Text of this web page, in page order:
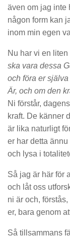
även om jag inte
någon form kan
inom min egen
Nu har vi en
ska vara dessa
och föra er
Är, och om den
Ni förstår,
kraft. De känner
är lika naturligt
er har detta
och lysa i
Så jag är här för
och låt oss
ni är och,
er, bara genom
Så tillsammans